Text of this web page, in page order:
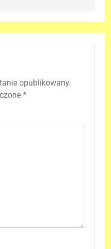
opublikowany.
*